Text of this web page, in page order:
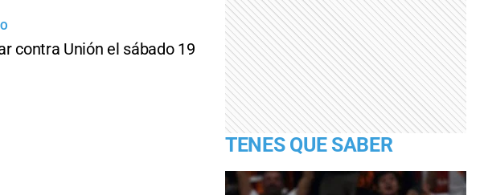
contra Unión el sábado 19
TENES QUE SABER